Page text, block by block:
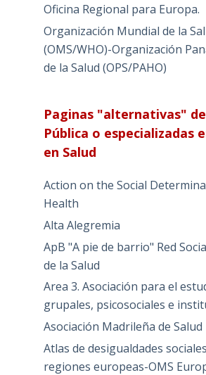
Oficina Regional para Europa.
Organización Mundial de la
(OMS/WHO)-Organización
de la Salud (OPS/PAHO)
Paginas "alternativas"
Pública o especializadas
en Salud
Action on the Social
Health
Alta Alegremia
ApB "A pie de barrio" Red
de la Salud
Area 3. Asociación para el
grupales, psicosociales e
Asociación Madrileña de Salud
Atlas de desigualdades
regiones europeas-OMS